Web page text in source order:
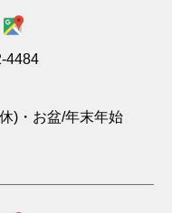
4484
)・お盆/年末年始